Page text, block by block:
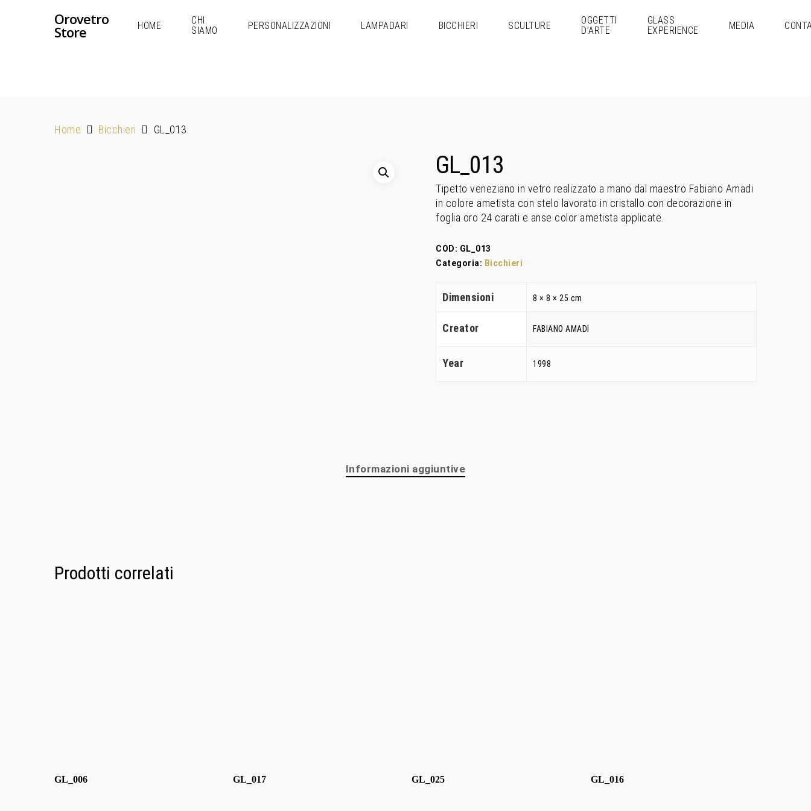
Orovetro
Store HOME
CHI
SIAMO
PERSONALIZZAZIONI LAMPADARI BICCHIERI SCULTURE
OGGETTI
D’ARTE
GLASS
EXPERIENCE
MEDIA
Home Bicchieri GL_013
GL_013
Tipetto veneziano in vetro realizzato a mano dal maestro Fabiano Amadi
in colore ametista con stelo lavorato in cristallo con decorazione in
foglia oro 24 carati e anse color ametista applicate.
COD: GL_013
Categoria: Bicchieri
Dimensioni 8 × 8 × 25 cm
Creator FABIANO AMADI
Year 1998
Informazioni aggiuntive
Prodotti correlati
GL_006 GL_017 GL_025 GL_016